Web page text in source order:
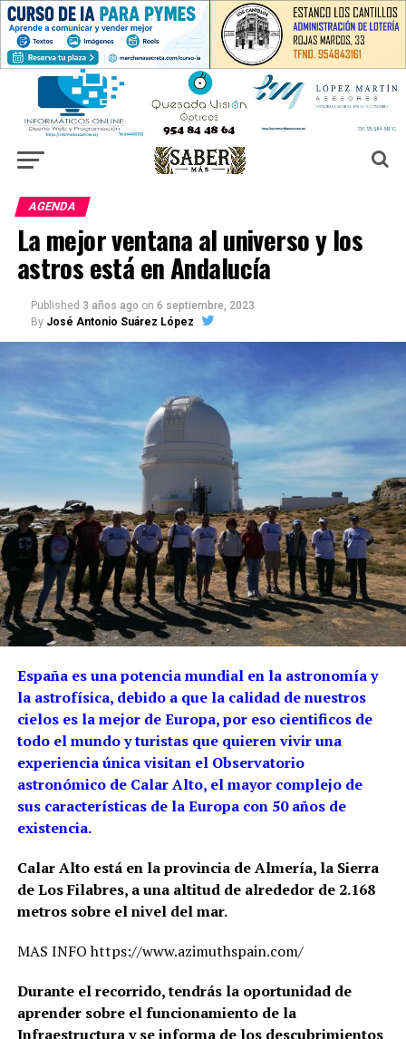
AGENDA
La mejor ventana al universo y los
astros está en Andalucía
Published 3 años ago on 6 septiembre, 2023
By José Antonio Suárez López
España es una potencia mundial en la astronomía y
la astrofísica, debido a que la calidad de nuestros
cielos es la mejor de Europa, por eso cientificos de
todo el mundo y turistas que quieren vivir una
experiencia única visitan el Observatorio
astronómico de Calar Alto, el mayor complejo de
sus características de la Europa con 50 años de
existencia.
Calar Alto está en la provincia de Almería, la Sierra
de Los Filabres, a una altitud de alrededor de 2.168
metros sobre el nivel del mar.
MAS INFO https://www.azimuthspain.com/
Durante el recorrido, tendrás la oportunidad de
aprender sobre el funcionamiento de la
Infraestructura y se informa de los descubrimientos